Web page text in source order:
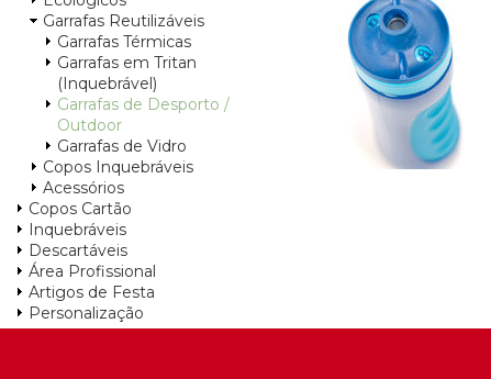
Garrafas Reutilizáveis
Garrafas Térmicas
Garrafas em Tritan
(Inquebrável)
Garrafas de Desporto /
Outdoor
Garrafas de Vidro
Copos Inquebráveis
Acessórios
Copos Cartão
Inquebráveis
Descartáveis
Área Profissional
Artigos de Festa
Personalização